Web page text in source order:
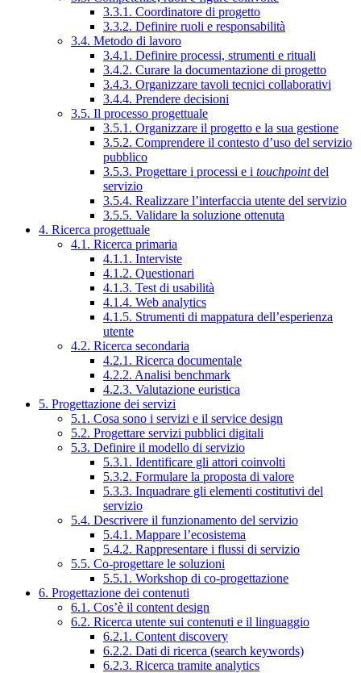
3.3.1. Coordinatore di progetto
3.3.2. Definire ruoli e responsabilità
3.4. Metodo di lavoro
3.4.1. Definire processi, strumenti e rituali
3.4.2. Curare la documentazione di progetto
3.4.3. Organizzare tavoli tecnici collaborativi
3.4.4. Prendere decisioni
3.5. Il processo progettuale
3.5.1. Organizzare il progetto e la sua gestione
3.5.2. Comprendere il contesto d’uso del servizio
pubblico
3.5.3. Progettare i processi e i touchpointdel
servizio
3.5.4. Realizzare l’interfaccia utente del servizio
3.5.5. Validare la soluzione ottenuta
4. Ricerca progettuale
4.1. Ricerca primaria
4.1.1. Interviste
4.1.2. Questionari
4.1.3. Test di usabilità
4.1.4. Web analytics
4.1.5. Strumenti di mappatura dell’esperienza
utente
4.2. Ricerca secondaria
4.2.1. Ricerca documentale
4.2.2. Analisi benchmark
4.2.3. Valutazione euristica
5. Progettazione dei servizi
5.1. Cosa sono i servizi e il service design
5.2. Progettare servizi pubblici digitali
5.3. Definire il modello di servizio
5.3.1. Identificare gli attori coinvolti
5.3.2. Formulare la proposta di valore
5.3.3. Inquadrare gli elementi costitutivi del
servizio
5.4. Descrivere il funzionamento del servizio
5.4.1. Mappare l’ecosistema
5.4.2. Rappresentare i flussi di servizio
5.5. Co-progettare le soluzioni
5.5.1. Workshop di co-progettazione
6. Progettazione dei contenuti
6.1. Cos’è il content design
6.2. Ricerca utente sui contenuti e il linguaggio
6.2.1. Content discovery
6.2.2. Dati di ricerca (search keywords)
6.2.3. Ricerca tramite analytics